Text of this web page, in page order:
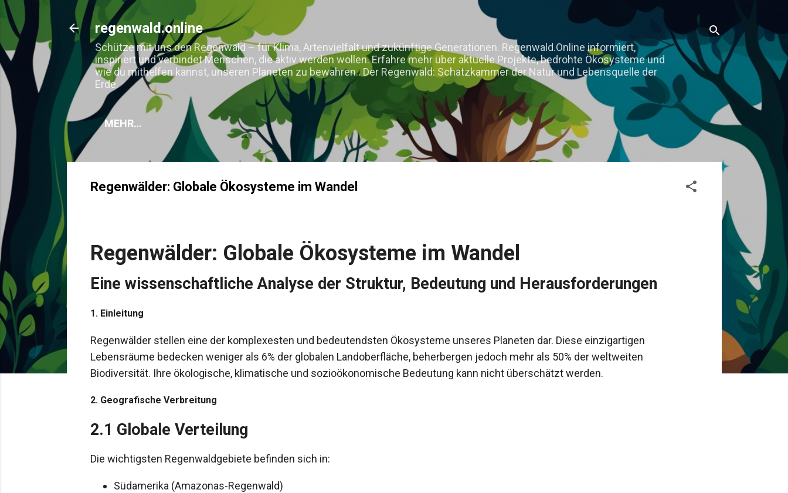
regenwald.online
Schütze mit uns den Regenwald – für Klima, Artenvielfalt und zukünftige Generationen. Regenwald.Online informiert,
inspiriert und verbindet Menschen, die aktiv werden wollen. Erfahre mehr über aktuelle Projekte, bedrohte Ökosysteme und
wie du mithelfen kannst, unseren Planeten zu bewahren.. Der Regenwald: Schatzkammer der Natur und Lebensquelle der
Erde.
MEHR…
Regenwälder: Globale Ökosysteme im Wandel
Regenwälder: Globale Ökosysteme im Wandel
Eine wissenschaftliche Analyse der Struktur, Bedeutung und Herausforderungen
1. Einleitung
Regenwälder stellen eine der komplexesten und bedeutendsten Ökosysteme unseres Planeten dar. Diese einzigartigen
Lebensräume bedecken weniger als 6% der globalen Landoberfläche, beherbergen jedoch mehr als 50% der weltweiten
Biodiversität. Ihre ökologische, klimatische und sozioökonomische Bedeutung kann nicht überschätzt werden.
2. Geografische Verbreitung
2.1 Globale Verteilung
Die wichtigsten Regenwaldgebiete befinden sich in:
Südamerika (Amazonas-Regenwald)